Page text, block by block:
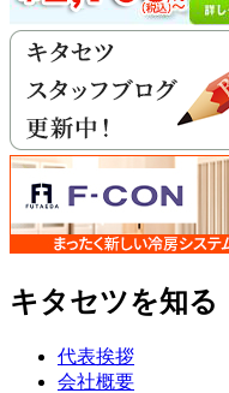
キタセツを知る
代表挨拶
会社概要